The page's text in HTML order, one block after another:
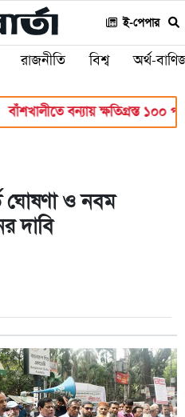
ই-পেপার
রাজনীতি বিশ্ব অর্থ-
বন্যায় ক্ষতিগ্রস্ত ১০০
ঘোষণা ও নবম
দাবি